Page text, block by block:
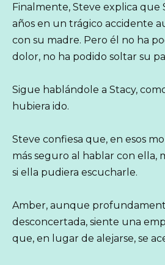
Finalmente, Steve explica que
años en un trágico accidente
con su madre. Pero él no ha
dolor, no ha podido soltar su
Sigue hablándole a Stacy,
hubiera ido.
Steve confiesa que, en esos
más seguro al hablar con ella,
si ella pudiera escucharle.
Amber, aunque
desconcertada, siente una
que, en lugar de alejarse, se